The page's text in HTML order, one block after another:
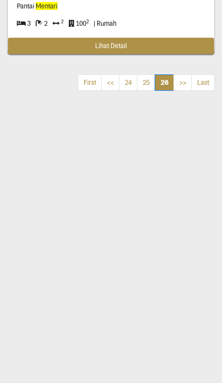
Pantai Mentari
3 2 2 1002 | Rumah
Lihat Detail
First << 24 25 26 >> Last